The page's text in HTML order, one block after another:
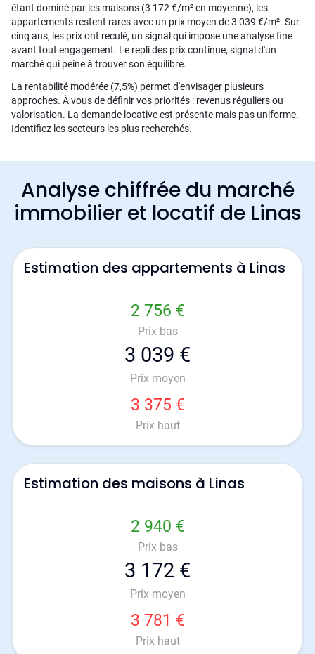
étant dominé par les maisons (3 172 €/m² en moyenne), les
appartements restent rares avec un prix moyen de 3 039 €/m². Sur
cinq ans, les prix ont reculé, un signal qui impose une analyse fine
avant tout engagement. Le repli des prix continue, signal d'un
marché qui peine à trouver son équilibre.
La rentabilité modérée (7,5%) permet d'envisager plusieurs
approches. À vous de définir vos priorités : revenus réguliers ou
valorisation. La demande locative est présente mais pas uniforme.
Identifiez les secteurs les plus recherchés.
Analyse chiffrée du marché
immobilier et locatif de Linas
Estimation des appartements à Linas
2 756 €
Prix bas
3 039 €
Prix moyen
3 375 €
Prix haut
Estimation des maisons à Linas
2 940 €
Prix bas
3 172 €
Prix moyen
3 781 €
Prix haut